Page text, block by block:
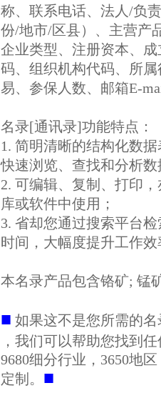
称、联系电话、法人/负
份/地市/区县）、主营产
企业类型、注册资本、
码、组织机构代码、所
易、参保人数、邮箱E-
名录[通讯录]功能特点：
1. 简明清晰的结构化数
快速浏览、查找和分析数
2. 可编辑、复制、打印
库或软件中使用；
3. 省却您通过搜索平台
时间，大幅度提升工作效
本名录产品包含铬矿; 锰
■ 如果这不是您所需的
，我们可以帮助您找到
9680细分行业，3650地
定制。 ■